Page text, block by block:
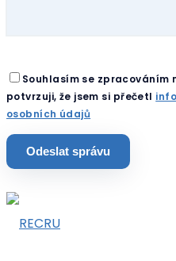
Souhlasím se zpracováním
potvrzuji, že jsem si přečetl
osobních údajů